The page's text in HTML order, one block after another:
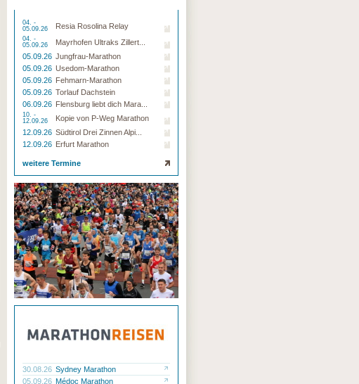
04. -
05.09.26
Resia Rosolina Relay
04. -
05.09.26
Mayrhofen Ultraks Zillert...
05.09.26 Jungfrau-Marathon
05.09.26 Usedom-Marathon
05.09.26 Fehmarn-Marathon
05.09.26 Torlauf Dachstein
06.09.26 Flensburg liebt dich Mara...
10. -
12.09.26
Kopie von P-Weg Marathon
12.09.26 Südtirol Drei Zinnen Alpi...
12.09.26 Erfurt Marathon
weitere Termine
30.08.26 Sydney Marathon
05.09.26 Médoc Marathon